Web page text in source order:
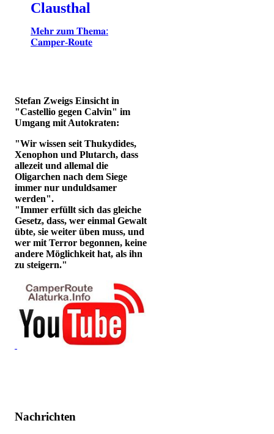
Clausthal
𝐌𝐞𝐡𝐫 𝐳𝐮𝐦 𝐓𝐡𝐞𝐦𝐚:
𝐂𝐚𝐦𝐩𝐞𝐫-𝐑𝐨𝐮𝐭𝐞
Stefan Zweigs Einsicht in
"Castellio gegen Calvin" im
Umgang mit Autokraten:
"Wir wissen seit Thukydides,
Xenophon und Plutarch, dass
allezeit und allemal die
Oligarchen nach dem Siege
immer nur unduldsamer
werden".
"Immer erfüllt sich das gleiche
Gesetz, dass, wer einmal Gewalt
übte, sie weiter üben muss, und
wer mit Terror begonnen, keine
andere Möglichkeit hat, als ihn
zu steigern."
Nachrichten